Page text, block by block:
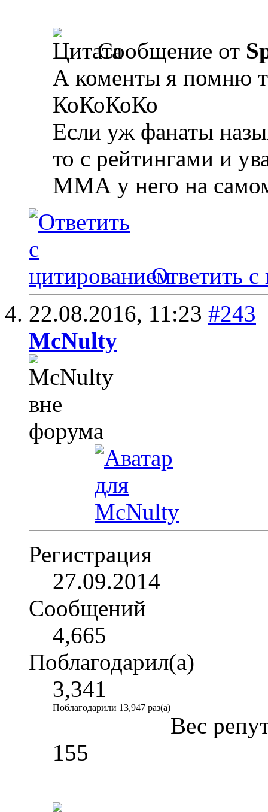
Сообщение от
А коменты я помню
КоКоКоКо
Если уж фанаты
то с рейтингами и
ММА у него на
Ответить с
22.08.2016, 11:23 #243
McNulty
Регистрация
27.09.2014
Сообщений
4,665
Поблагодарил(а)
3,341
Поблагодарили 13,947 раз(а)
Вес
155